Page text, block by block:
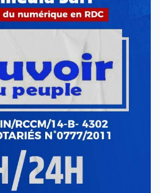
sévit contre
de l’or à Mahagi
de carburant,
le pouvoir d’achat